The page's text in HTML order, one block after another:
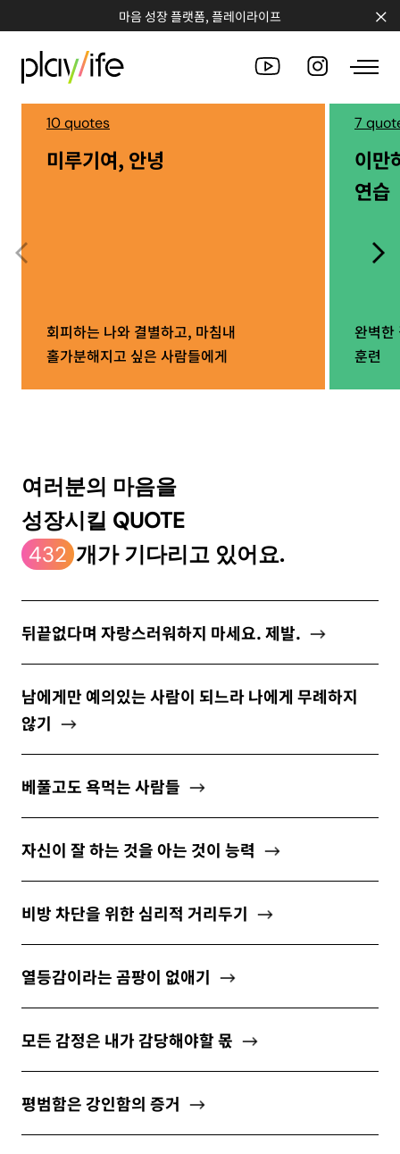
마음 성장 플랫폼, 플레이라이프
PEOPLE
QUOTE
COUNSELING
newsletter
소중한 자신의 가치를 찾도록 도와주는
개인정보 수집 및 이용약관
구독하기
10 quotes
미루기여, 안녕
회피하는 나와 결별하고, 마침내
홀가분해지고 싶은 사람들에게
7
이만
연습
완벽한
훈련
여러분의 마음을
성장시킬 QUOTE
432 개가 기다리고 있어요.
뒤끝없다며 자랑스러워하지 마세요. 제발.
남에게만 예의있는 사람이 되느라 나에게 무례하지
않기
베풀고도 욕먹는 사람들
자신이 잘 하는 것을 아는 것이 능력
비방 차단을 위한 심리적 거리두기
열등감이라는 곰팡이 없애기
모든 감정은 내가 감당해야할 몫
평범함은 강인함의 증거